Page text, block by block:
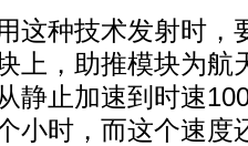
种技术发射时，
上，助推模块为航
静止加速到时速
小时，而这个速度